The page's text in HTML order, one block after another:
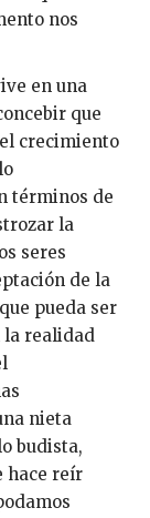
nos
en una
que
crecimiento
términos de
la
seres
de la
pueda ser
la realidad
nieta
budista,
hace reír